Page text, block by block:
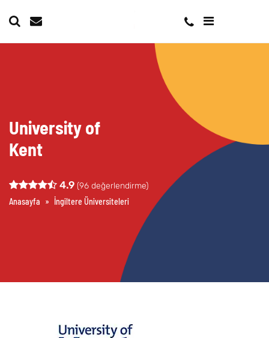
University of
Kent
4.9 (96 değerlendirme)
Anasayfa » İngiltere Üniversiteleri University of Kent